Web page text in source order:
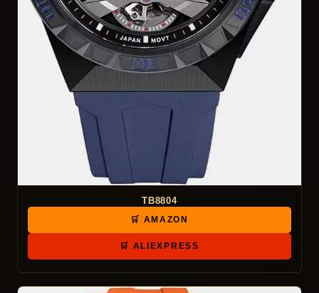
TB8804
🛒 AMAZON
🛒 ALIEXPRESS